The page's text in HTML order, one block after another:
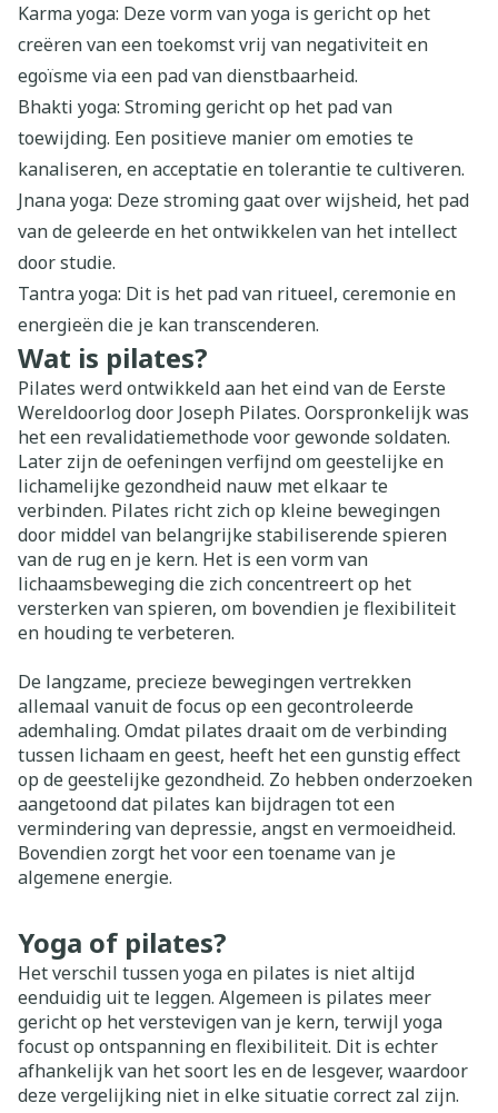
Karma yoga: Deze vorm van yoga is gericht op het
creëren van een toekomst vrij van negativiteit en
egoïsme via een pad van dienstbaarheid.
Bhakti yoga: Stroming gericht op het pad van
toewijding. Een positieve manier om emoties te
kanaliseren, en acceptatie en tolerantie te cultiveren.
Jnana yoga: Deze stroming gaat over wijsheid, het pad
van de geleerde en het ontwikkelen van het intellect
door studie.
Tantra yoga: Dit is het pad van ritueel, ceremonie en
energieën die je kan transcenderen.
Wat is pilates?
Pilates werd ontwikkeld aan het eind van de Eerste
Wereldoorlog door Joseph Pilates. Oorspronkelijk was
het een revalidatiemethode voor gewonde soldaten.
Later zijn de oefeningen verfijnd om geestelijke en
lichamelijke gezondheid nauw met elkaar te
verbinden. Pilates richt zich op kleine bewegingen
door middel van belangrijke stabiliserende spieren
van de rug en je kern. Het is een vorm van
lichaamsbeweging die zich concentreert op het
versterken van spieren, om bovendien je flexibiliteit
en houding te verbeteren.
De langzame, precieze bewegingen vertrekken
allemaal vanuit de focus op een gecontroleerde
ademhaling. Omdat pilates draait om de verbinding
tussen lichaam en geest, heeft het een gunstig effect
op de geestelijke gezondheid. Zo hebben onderzoeken
aangetoond dat pilates kan bijdragen tot een
vermindering van depressie, angst en vermoeidheid.
Bovendien zorgt het voor een toename van je
algemene energie.
Yoga of pilates?
Het verschil tussen yoga en pilates is niet altijd
eenduidig uit te leggen. Algemeen is pilates meer
gericht op het verstevigen van je kern, terwijl yoga
focust op ontspanning en flexibiliteit. Dit is echter
afhankelijk van het soort les en de lesgever, waardoor
deze vergelijking niet in elke situatie correct zal zijn.